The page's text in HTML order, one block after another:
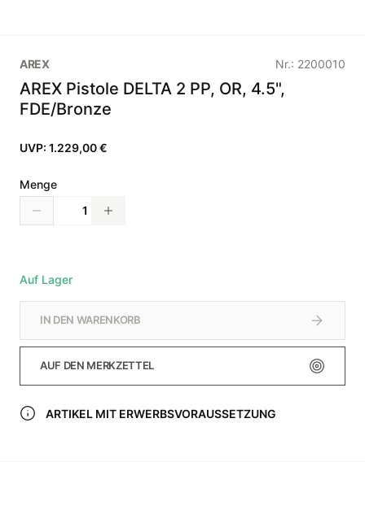
AREX Nr.: 2200010
AREX Pistole DELTA 2 PP, OR, 4.5",
FDE/Bronze
UVP: 1.229,00 €
Menge
Auf Lager
IN DEN WARENKORB
AUF DEN MERKZETTEL
ARTIKEL MIT ERWERBSVORAUSSETZUNG